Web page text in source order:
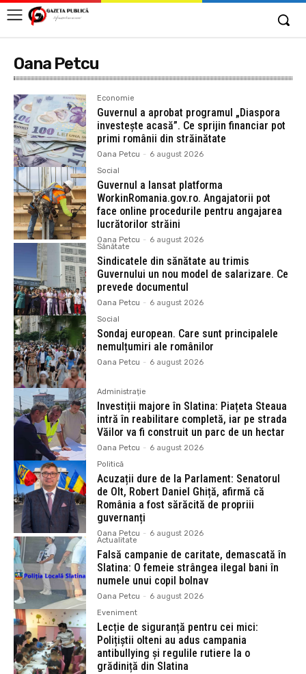
Oana Petcu
Economie
Guvernul a aprobat programul „Diaspora
investește acasă”. Ce sprijin financiar pot
primi românii din străinătate
Oana Petcu - 6 august 2026
Social
Guvernul a lansat platforma
WorkinRomania.gov.ro. Angajatorii pot
face online procedurile pentru angajarea
lucrătorilor străini
Oana Petcu - 6 august 2026
Sănătate
Sindicatele din sănătate au trimis
Guvernului un nou model de salarizare. Ce
prevede documentul
Oana Petcu - 6 august 2026
Social
Sondaj european. Care sunt principalele
nemulțumiri ale românilor
Oana Petcu - 6 august 2026
Administrație
Investiții majore în Slatina: Piațeta Steaua
intră în reabilitare completă, iar pe strada
Văilor va fi construit un parc de un hectar
Oana Petcu - 6 august 2026
Politică
Acuzații dure de la Parlament: Senatorul
de Olt, Robert Daniel Ghiță, afirmă că
România a fost sărăcită de propriii
guvernanți
Oana Petcu - 6 august 2026
Actualitate
Falsă campanie de caritate, demascată în
Slatina: O femeie strângea ilegal bani în
numele unui copil bolnav
Oana Petcu - 6 august 2026
Eveniment
Lecție de siguranță pentru cei mici:
Polițiștii olteni au adus campania
antibullying și regulile rutiere la o
grădiniță din Slatina